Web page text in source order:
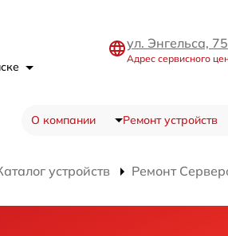
ул. Энгельса, 75
Адрес сервисного
О компании Ремонт устройств
устройств Ремонт